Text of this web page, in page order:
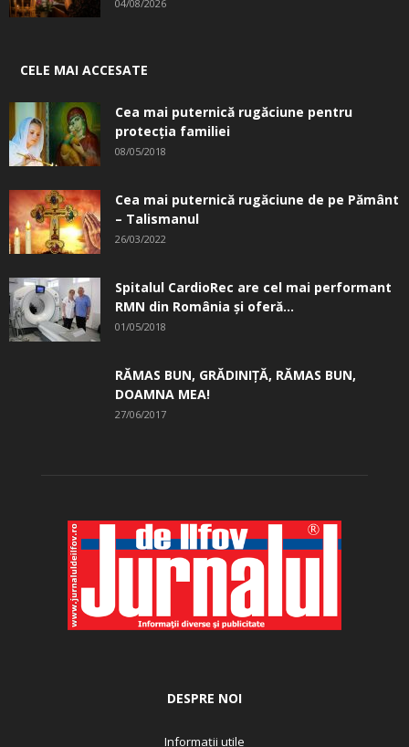
04/08/2026
CELE MAI ACCESATE
Cea mai puternică rugăciune pentru
protecția familiei
08/05/2018
Cea mai puternică rugăciune de pe Pământ
– Talismanul
26/03/2022
Spitalul CardioRec are cel mai performant
RMN din România și oferă...
01/05/2018
RĂMAS BUN, GRĂDINIŢĂ, ­RĂMAS BUN,
DOAMNA MEA!
27/06/2017
DESPRE NOI
Informații utile